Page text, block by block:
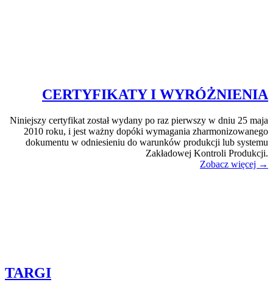
CERTYFIKATY I WYRÓŻNIENIA
Niniejszy certyfikat został wydany po raz pierwszy w dniu 25 maja
2010 roku, i jest ważny dopóki wymagania zharmonizowanego
dokumentu w odniesieniu do warunków produkcji lub systemu
Zakładowej Kontroli Produkcji.
Zobacz więcej →
TARGI